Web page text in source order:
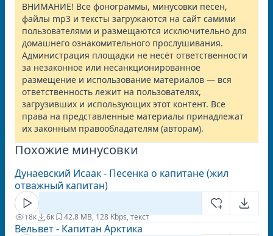
ВНИМАНИЕ! Все фонограммы, минусовки песен,
файлы mp3 и тексты загружаются на сайт самими
пользователями и размещаются исключительно для
домашнего ознакомительного прослушивания.
Администрация площадки не несёт ответственности
за незаконное или несанкционированное
размещение и использование материалов — вся
ответственность лежит на пользователях,
загрузивших и использующих этот контент. Все
права на представленные материалы принадлежат
их законным правообладателям (авторам).
Похожие минусовки
Дунаевский Исаак - Песенка о капитане (жил
отважный капитан)
18к 6к 42.8 MB, 128 Kbps, текст
Вельвет - Капитан Арктика